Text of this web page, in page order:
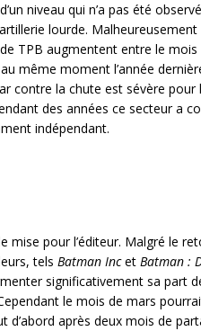
niveau qui n’a pas été
lourde.
TPB augmentent entre le
même moment l’année
contre la chute est sévère pour
des années ce secteur a
indépendant.
mise pour l’éditeur. Malgré le
tels Batman Incet Batman :
significativement sa part
le mois de mars
d’abord après deux mois de